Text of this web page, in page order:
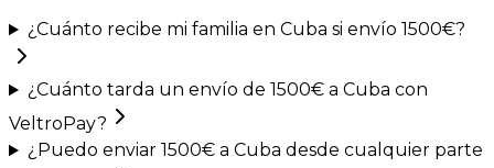
¿Cuánto recibe mi familia en Cuba si envío 1500€?
¿Cuánto tarda un envío de 1500€ a Cuba con
VeltroPay?
¿Puedo enviar 1500€ a Cuba desde cualquier parte